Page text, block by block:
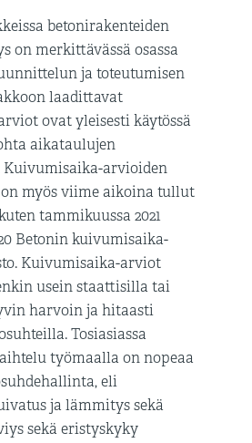
betonirakenteiden
on merkittävässä osassa
ja toteutumisen
laadittavat
ovat yleisesti käytössä
aikataulujen
arvioiden
myös viime aikoina tullut
tammikuussa 2021
Betonin kuivumisaika-
Kuivumisaika-arviot
usein staattisilla tai
harvoin ja hitaasti
Tosiasiassa
työmaalla on nopeaa
eli
ja lämmitys sekä
sekä eristyskyky